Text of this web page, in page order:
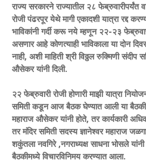
राज्य सरकारने राज्यातील २८
रोजी पंढरपूर येथे मागी एकादशी यात्रा रद्द
भाविकांनी गर्दी करू नये म्हणून २२-२३
असणार आहे कोणत्याही भाविकाला या दोन
नाही, अशी माहिती श्री विठ्ठल रुक्मिणी संदीप
औसेकर यांनी दिली.
२२ फेब्रुवारी रोजी होणारी माझी यात्रा
समिती कडून आज बैठक घेण्यात आली या
महाराज औसेकर यांनी होते, तर कार्यकारी
तर मंदिर समिती सदस्य ज्ञानेश्वर महाराज
शकुंतला नवगिरे ,नगराध्यक्ष साधना भोसले यांनी
बैठकीमध्ये विचारविनिमय करण्यात आला.